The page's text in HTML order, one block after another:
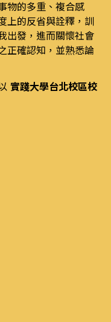
物的多重、複合感
上的反省與詮釋，訓
出發，進而關懷社會
正確認知，並熟悉論
實踐大學台北校區校